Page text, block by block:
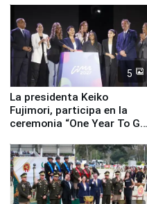
5
La presidenta Keiko
Fujimori, participa en la
ceremonia “One Year To Go